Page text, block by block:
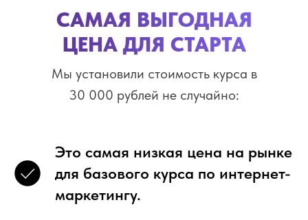
Мы установили стоимость курса в
30 000 рублей не случайно:
САМАЯ ВЫГОДНАЯ
ЦЕНА ДЛЯ СТАРТА
Это самая низкая цена на рынке
для базового курса по интернет-
маркетингу.